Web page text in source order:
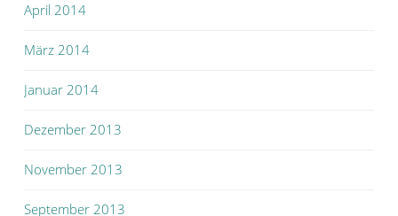
April 2014
März 2014
Januar 2014
Dezember 2013
November 2013
September 2013